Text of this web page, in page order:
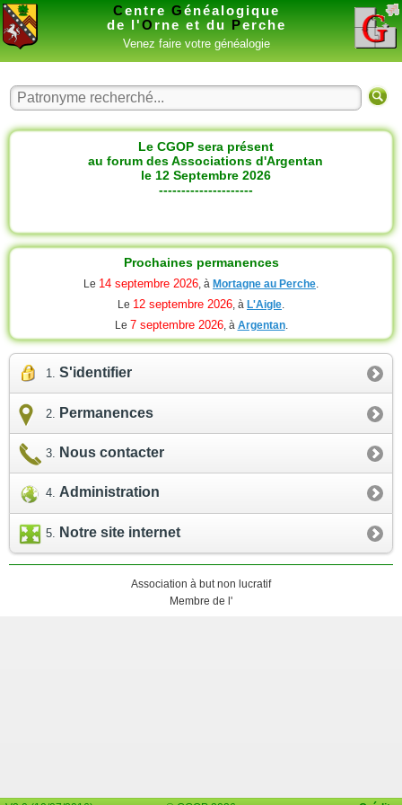
Centre Généalogique
de l'O rne et du Perche
Venez faire votre généalogie
Le CGOP sera présent
au forum des Associations d'Argentan
le 12 Septembre 2026
---------------------
Prochaines permanences
Le 14 septembre 2026, à Mortagne au Perche.
Le 12 septembre 2026, à L'Aigle.
Le 7 septembre 2026, à Argentan.
S'identifier
Permanences
Nous contacter
Administration
Notre site internet
Association à but non lucratif
Membre de l'